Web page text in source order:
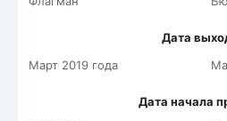
Дата
Март 2019 года
Дата начала